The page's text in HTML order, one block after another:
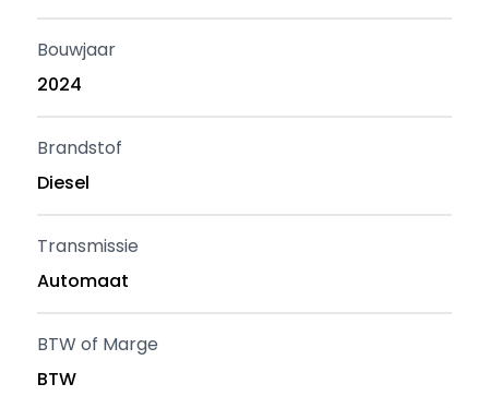
Bouwjaar
2024
Brandstof
Diesel
Transmissie
Automaat
BTW of Marge
BTW